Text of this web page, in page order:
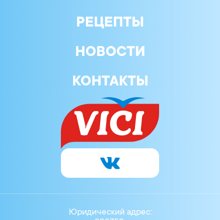
РЕЦЕПТЫ
НОВОСТИ
КОНТАКТЫ
Юридический адрес: